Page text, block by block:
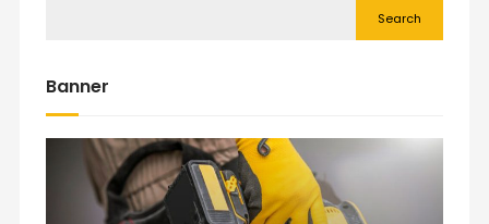
Search
Banner